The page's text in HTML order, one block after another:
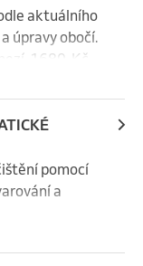
aktuálního
úpravy obočí.
1680  Kč -
pomocí
a
1490  Kč -